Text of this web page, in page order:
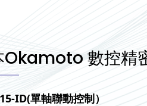
Okamoto 數控精
ID(單軸聯動控制）